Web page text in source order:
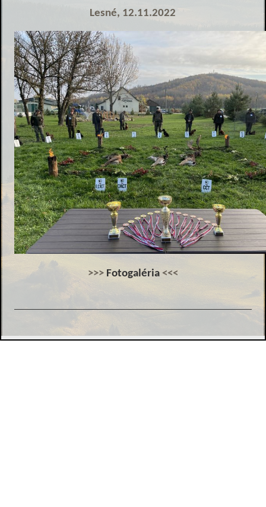
Lesné, 12.11.2022
>>> Fotogaléria<<<